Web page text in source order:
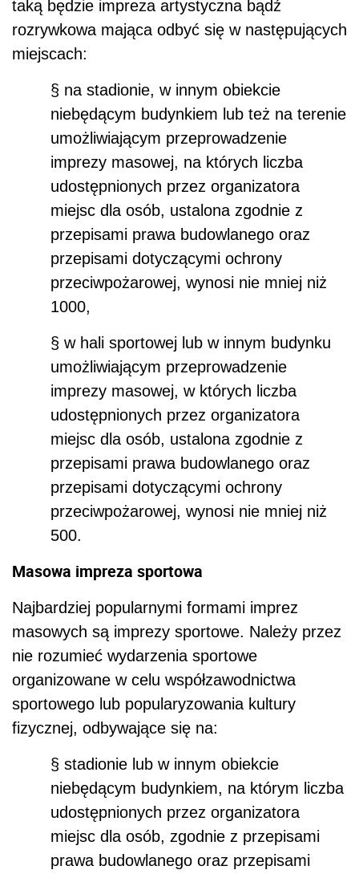
taką będzie impreza artystyczna bądź
rozrywkowa mająca odbyć się w następujących
miejscach:
§ na stadionie, w innym obiekcie
niebędącym budynkiem lub też na terenie
umożliwiającym przeprowadzenie
imprezy masowej, na których liczba
udostępnionych przez organizatora
miejsc dla osób, ustalona zgodnie z
przepisami prawa budowlanego oraz
przepisami dotyczącymi ochrony
przeciwpożarowej, wynosi nie mniej niż
1000,
§ w hali sportowej lub w innym budynku
umożliwiającym przeprowadzenie
imprezy masowej, w których liczba
udostępnionych przez organizatora
miejsc dla osób, ustalona zgodnie z
przepisami prawa budowlanego oraz
przepisami dotyczącymi ochrony
przeciwpożarowej, wynosi nie mniej niż
500.
Masowa impreza sportowa
Najbardziej popularnymi formami imprez
masowych są imprezy sportowe. Należy przez
nie rozumieć wydarzenia sportowe
organizowane w celu współzawodnictwa
sportowego lub popularyzowania kultury
fizycznej, odbywające się na:
§ stadionie lub w innym obiekcie
niebędącym budynkiem, na którym liczba
udostępnionych przez organizatora
miejsc dla osób, zgodnie z przepisami
prawa budowlanego oraz przepisami